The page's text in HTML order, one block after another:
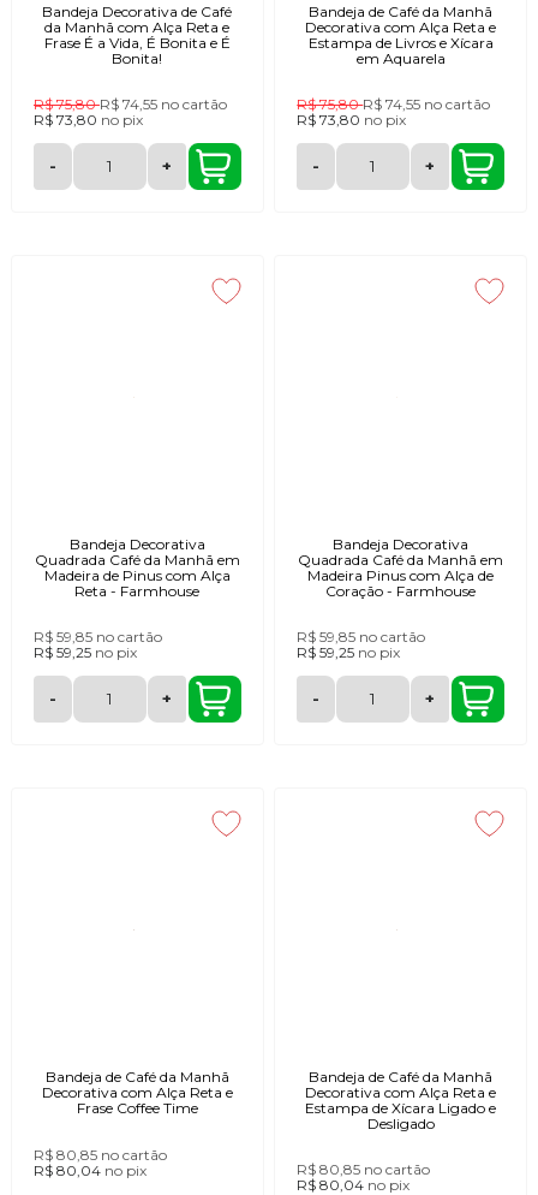
Bandeja Decorativa de Café
da Manhã com Alça Reta e
Frase É a Vida, É Bonita e É
Bonita!
R$ 75,80R$ 74,55 no cartão
R$ 73,80 no pix
- +
Bandeja de Café da Manhã
Decorativa com Alça Reta e
Estampa de Livros e Xícara
em Aquarela
R$ 75,80R$ 74,55 no cartão
R$ 73,80 no pix
- +
Bandeja Decorativa
Quadrada Café da Manhã em
Madeira de Pinus com Alça
Reta - Farmhouse
R$ 59,85 no cartão
R$ 59,25 no pix
- +
Bandeja Decorativa
Quadrada Café da Manhã em
Madeira Pinus com Alça de
Coração - Farmhouse
R$ 59,85 no cartão
R$ 59,25 no pix
- +
Bandeja de Café da Manhã
Decorativa com Alça Reta e
Frase Coffee Time
R$ 80,85 no cartão
R$ 80,04 no pix
Bandeja de Café da Manhã
Decorativa com Alça Reta e
Estampa de Xícara Ligado e
Desligado
R$ 80,85 no cartão
R$ 80,04 no pix